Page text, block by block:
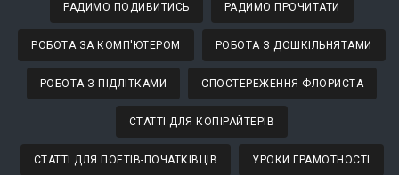
РАДИМО ПОДИВИТИСЬ РАДИМО ПРОЧИТАТИ
РОБОТА ЗА КОМП'ЮТЕРОМ РОБОТА З ДОШКІЛЬНЯТАМИ
РОБОТА З ПІДЛІТКАМИ СПОСТЕРЕЖЕННЯ ФЛОРИСТА
СТАТТІ ДЛЯ КОПІРАЙТЕРІВ
СТАТТІ ДЛЯ ПОЕТІВ-ПОЧАТКІВЦІВ УРОКИ ГРАМОТНОСТІ